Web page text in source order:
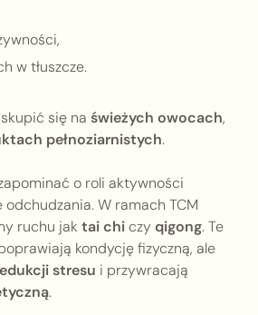
w tłuszcze.
się na świeżych owocach,
pełnoziarnistych.
o roli aktywności
W ramach TCM
ruchu jak tai chiczy qigong. Te
kondycję fizyczną, ale
stresu i przywracają
.